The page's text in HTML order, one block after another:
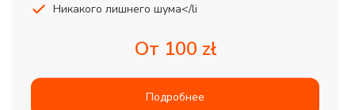
Никакого лишнего шума</li
От 100 zł
Подробнее